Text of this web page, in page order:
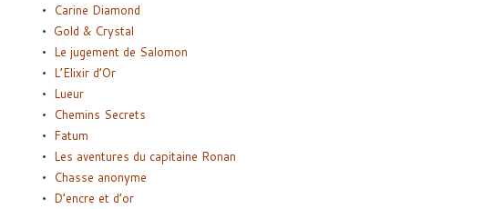
Carine Diamond
Gold & Crystal
Le jugement de Salomon
L’Elixir d’Or
Lueur
Chemins Secrets
Fatum
Les aventures du capitaine Ronan
Chasse anonyme
D’encre et d’or